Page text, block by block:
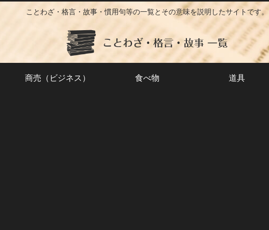
ことわざ・格言・故事・慣用句等の一覧とその意味を説明したサイトです。
商売（ビジネス） 食べ物 道具